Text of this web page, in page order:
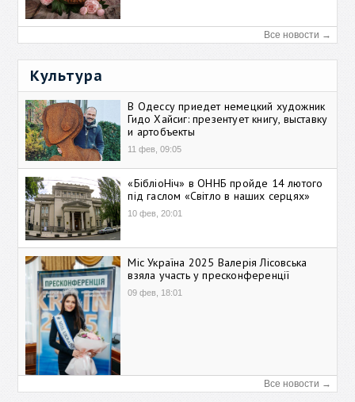
Все новости →
Культура
В Одессу приедет немецкий художник
Гидо Хайсиг: презентует книгу, выставку
и артобъекты
11 фев, 09:05
«БібліоНіч» в ОННБ пройде 14 лютого
під гаслом «Світло в наших серцях»
10 фев, 20:01
Міс Україна 2025 Валерія Лісовська
взяла участь у пресконференції
09 фев, 18:01
Все новости →